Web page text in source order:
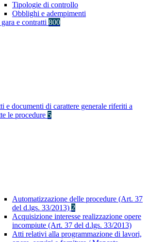
Tipologie di controllo
Obblighi e adempimenti
e contratti 800
e documenti di carattere generale riferiti a
le procedure 5
Automatizzazione delle procedure (Art. 37
del d.lgs. 33/2013) 2
Acquisizione interesse realizzazione opere
incompiute (Art. 37 del d.lgs. 33/2013)
Atti relativi alla programmazione di lavori,